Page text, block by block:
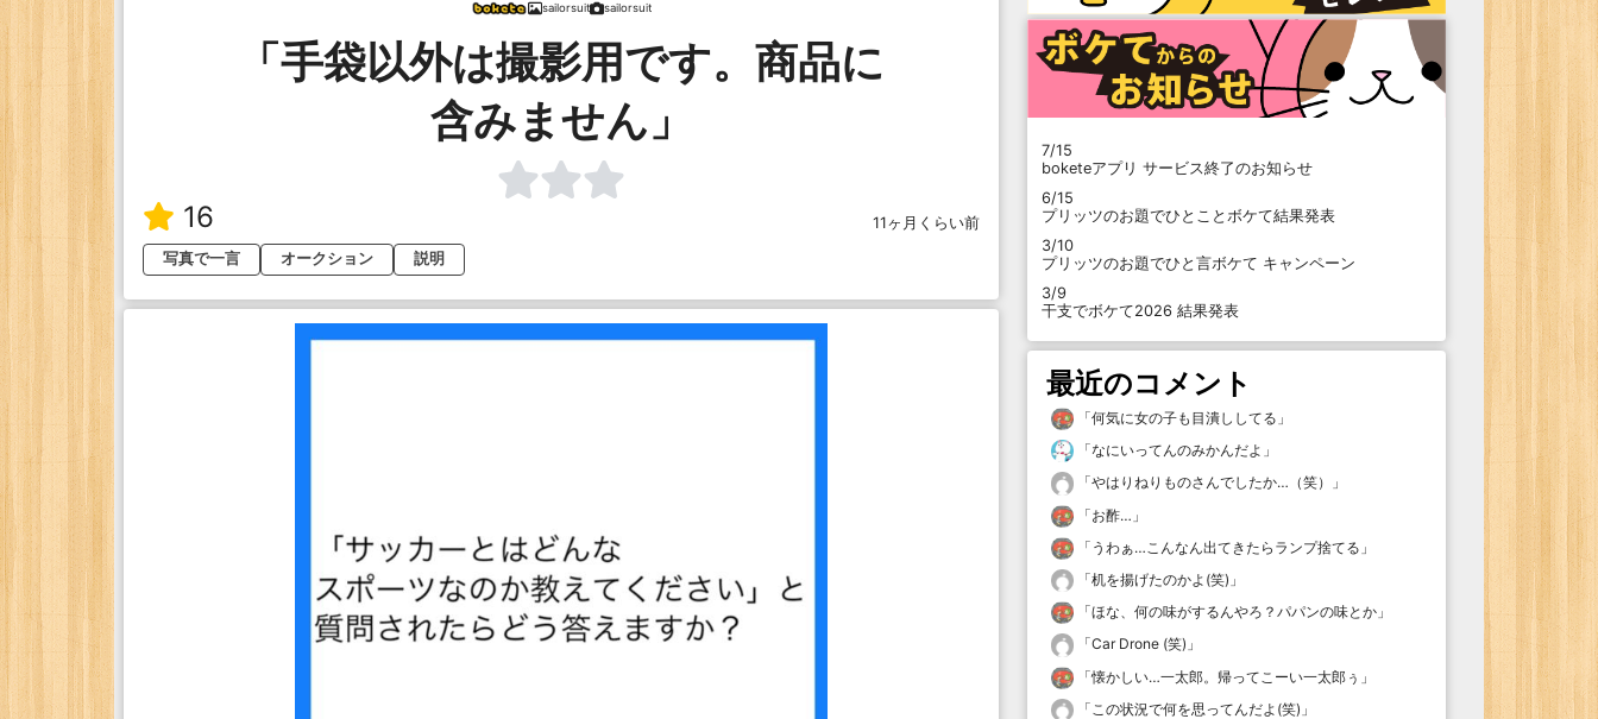
sailorsuit sailorsuit
「手袋以外は撮影用です。商品に
含みません」
16
11ヶ月くらい前
写真で一言
オークション 説明
7/15
boketeアプリ サービス終了のお知らせ
6/15
プリッツのお題でひとことボケて結果発表
3/10
プリッツのお題でひと言ボケて キャンペーン
3/9
干支でボケて2026 結果発表
最近のコメント
「何気に女の子も目潰ししてる 」
「なにいってんのみかんだよ 」
「やはりねりものさんでしたか…（笑）
」
「お酢… 」
「 うわぁ…こんなん出てきたらランプ捨てる 」
「机を揚げたのかよ(笑) 」
「ほな、何の味がするんやろ？パパンの味とか 」
「Car Drone (笑) 」
「懐かしい…一太郎。帰ってこーい一太郎ぅ 」
「 この状況で何を思ってんだよ(笑) 」